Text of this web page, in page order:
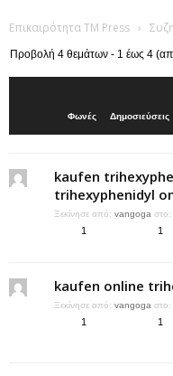
Επικαιρότητα TM Press ›
Προβολή 4 θεμάτων - 1 έως 4
Φωνές Δημοσιεύσεις
kaufen
trihexyphenidyl
Ξεκίνησε από: vangoga στο:
1 1
kaufen online
Ξεκίνησε από: vangoga στο:
1 1